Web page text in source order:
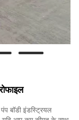
बॉडी इंडस्ट्रियल